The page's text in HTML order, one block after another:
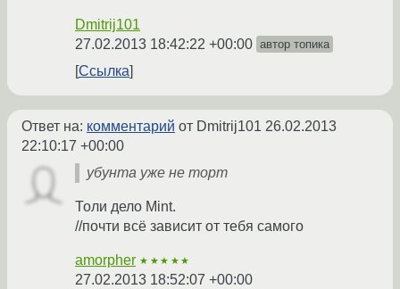
Dmitrij101
27.02.2013 18:42:22 +00:00 автор топика
Ссылка
Ответ на: комментарий от Dmitrij101 26.02.2013
22:10:17 +00:00
убунта уже не торт
Толи дело Mint.
//почти всё зависит от тебя самого
amorpher ★★★★★
27.02.2013 18:52:07 +00:00